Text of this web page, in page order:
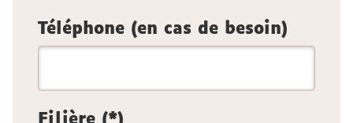
Téléphone (en cas de besoin)